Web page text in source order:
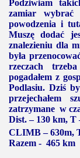
Podziwiam
zamiar
powodzenia i
Muszę dodać
znalezieniu dla
była
rzeczach
pogadałem z
Podlasiu. Dziś
przejechałem
zatrzymane w
Dist. – 130 km, T
CLIMB – 630m,
Razem - 465 km